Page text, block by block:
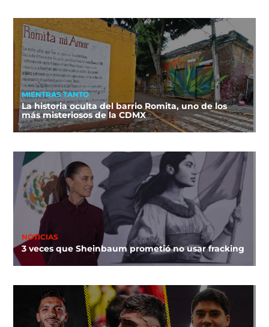
MIENTRAS TANTO
La historia oculta del barrio Romita, uno de los
más misteriosos de la CDMX
NOTICIAS
3 veces que Sheinbaum prometió no usar fracking